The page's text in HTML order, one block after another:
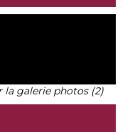
la galerie photos (2)